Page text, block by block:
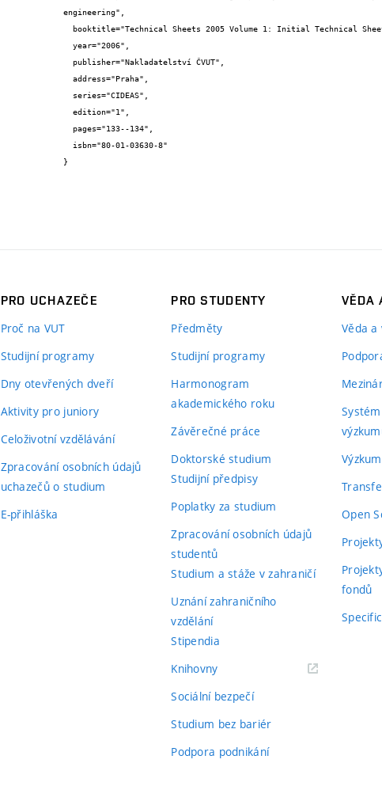
engineering",
}
PRO UCHAZEČE
Proč na VUT
Studijní programy
Dny otevřených dveří
Aktivity pro juniory
Celoživotní vzdělávání
Zpracování osobních údajů
uchazečů o studium
E-přihláška
PRO STUDENTY
Předměty
Studijní programy
Harmonogram
akademického roku
Závěrečné práce
Doktorské studium
Studijní předpisy
Poplatky za studium
Zpracování osobních údajů
studentů
Studium a stáže v zahraničí
Uznání zahraničního
vzdělání
Stipendia
Knihovny(externí
Sociální bezpečí
Studium bez bariér
Podpora podnikání
VĚDA
Věda a
Open
fondů